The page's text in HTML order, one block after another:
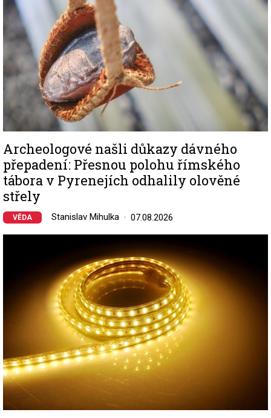
Archeologové našli důkazy dávného
přepadení: Přesnou polohu římského
tábora v Pyrenejích odhalily olověné
střely
VĚDA Stanislav Mihulka 07.08.2026